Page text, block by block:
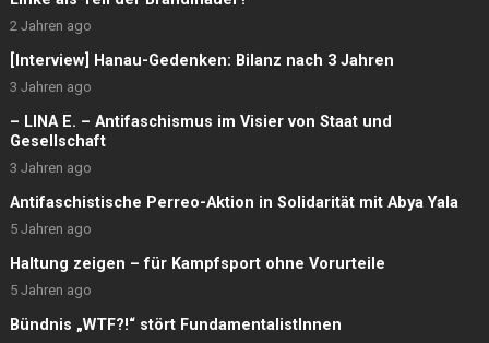
2 Jahren ago
[Interview] Hanau-Gedenken: Bilanz nach 3 Jahren
3 Jahren ago
– LINA E. – Antifaschismus im Visier von Staat und
Gesellschaft
3 Jahren ago
Antifaschistische Perreo-Aktion in Solidarität mit Abya Yala
5 Jahren ago
Haltung zeigen – für Kampfsport ohne Vorurteile
5 Jahren ago
Bündnis „WTF?!“ stört FundamentalistInnen